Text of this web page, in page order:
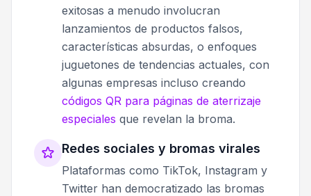
exitosas a menudo involucran
lanzamientos de productos falsos,
características absurdas, o enfoques
juguetones de tendencias actuales, con
algunas empresas incluso creando
códigos QR para páginas de aterrizaje
especiales que revelan la broma.
Redes sociales y bromas virales
Plataformas como TikTok, Instagram y
Twitter han democratizado las bromas